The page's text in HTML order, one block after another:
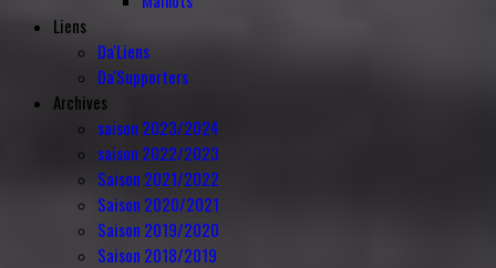
Liens
Da'Liens
Da'Supporters
Archives
saison 2023/2024
saison 2022/2023
Saison 2021/2022
Saison 2020/2021
Saison 2019/2020
Saison 2018/2019